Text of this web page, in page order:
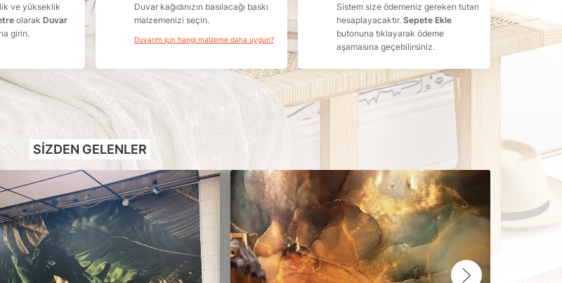
ve yükseklik
olarak Duvar
girin.
Duvar kağıdınızın basılacağı baskı
malzemenizi seçin.
Duvarım için hangi malzeme daha uygun?
Sistem size ödemeniz gereken tutarı
hesaplayacaktır.Sepete Ekle
butonuna tıklayarak ödeme
aşamasına geçebilirsiniz.
SIZDEN GELENLER